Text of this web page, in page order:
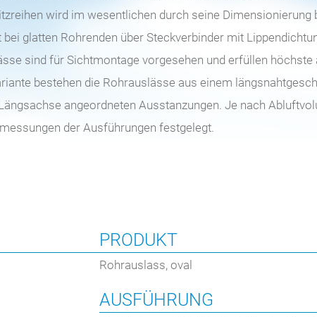
wird im wesentlichen durch seine Dimensionierung
glatten Rohrenden über Steckverbinder mit
sind für Sichtmontage vorgesehen und erfüllen
bestehen die Rohrauslässe aus einem
angeordneten Ausstanzungen. Je nach
der Ausführungen festgelegt.
PRODUKT
Rohrauslass, oval
AUSFÜHRUNG